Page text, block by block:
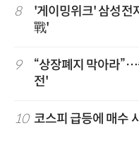
8
'게이밍위크' 삼성전
戰'
9
“상장폐지 막아라
전'
10 코스피 급등에 매수